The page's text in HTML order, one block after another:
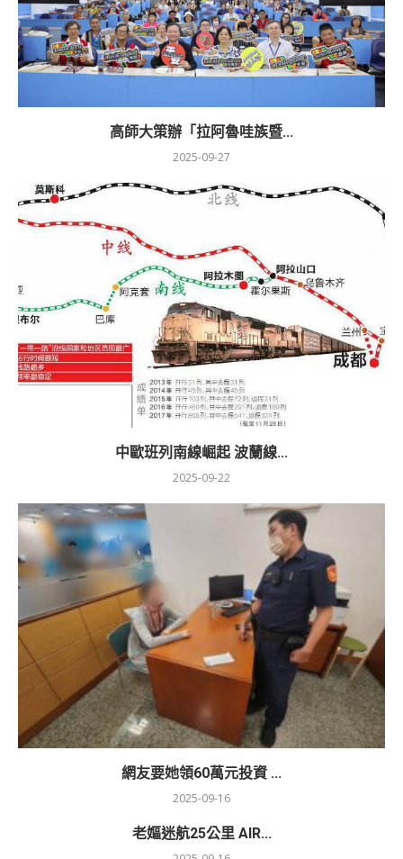
高師大策辦「拉阿魯哇族暨...
2025-09-27
中歐班列南線崛起 波蘭線...
2025-09-22
網友要她領60萬元投資 ...
2025-09-16
老嫗迷航25公里 AIR...